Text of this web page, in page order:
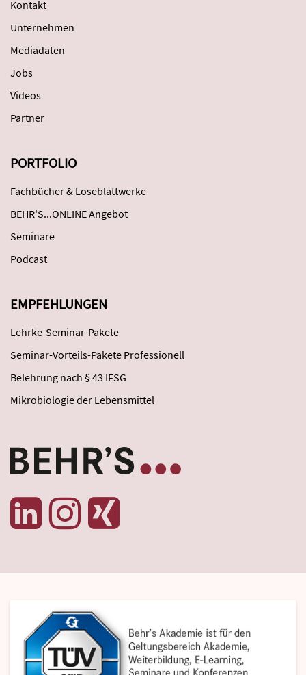
Kontakt
Unternehmen
Mediadaten
Jobs
Videos
Partner
PORTFOLIO
Fachbücher & Loseblattwerke
BEHR'S...ONLINE Angebot
Seminare
Podcast
EMPFEHLUNGEN
Lehrke-Seminar-Pakete
Seminar-Vorteils-Pakete Professionell
Belehrung nach § 43 IFSG
Mikrobiologie der Lebensmittel